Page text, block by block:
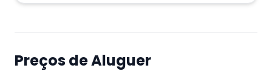
Preços de Aluguer